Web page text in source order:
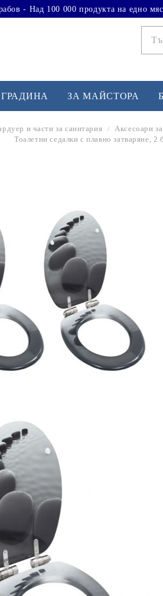
- Над 100 000 продукта на едно
Йога и пилатес
Лежанки за упражнения
Тренажори за баланс
Подложки за фитнес уреди
Лостове за набиране
Силови кули
Йога и пилатес
ЗА МАЙСТОРА
и части за санитария Аксесоари
Тоалетни седалки с плавно затваряне,